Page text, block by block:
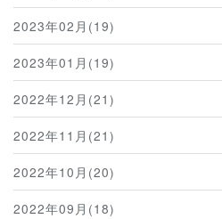
2023年02月(19)
2023年01月(19)
2022年12月(21)
2022年11月(21)
2022年10月(20)
2022年09月(18)